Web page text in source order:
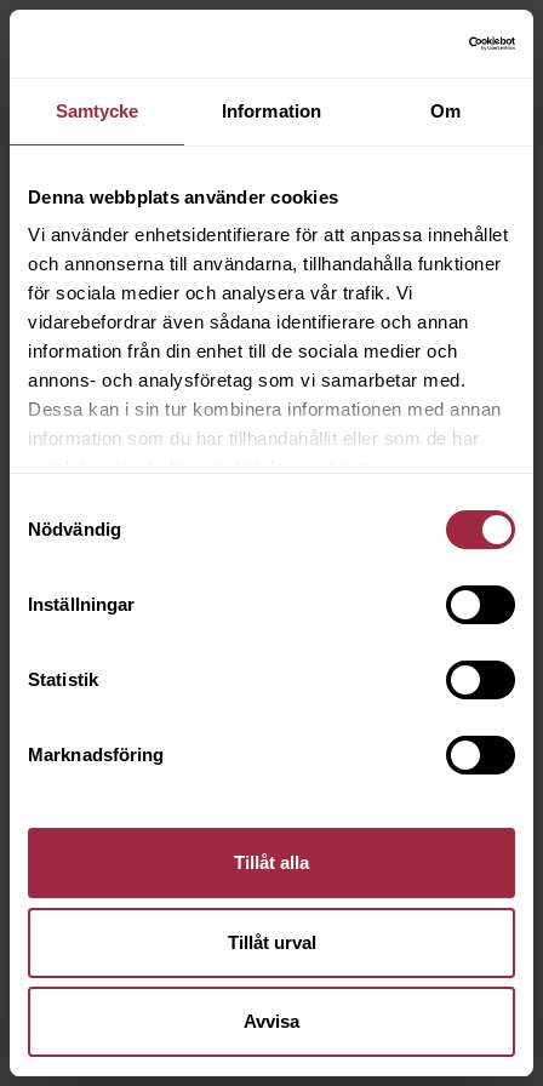
Samtycke Information Om
Denna webbplats använder cookies
Vi använder enhetsidentifierare för att anpassa innehållet
och annonserna till användarna, tillhandahålla funktioner
för sociala medier och analysera vår trafik. Vi
vidarebefordrar även sådana identifierare och annan
information från din enhet till de sociala medier och
annons- och analysföretag som vi samarbetar med.
Dessa kan i sin tur kombinera informationen med annan
information som du har tillhandahållit eller som de har
Nödvändig
Inställningar
Statistik
Marknadsföring
Tillåt alla
Tillåt urval
Avvisa